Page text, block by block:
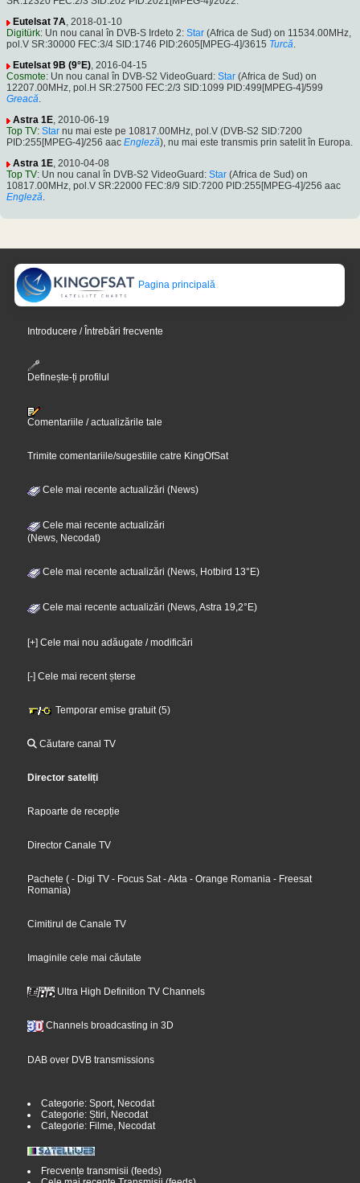
Eutelsat 7A, 2018-01-10
Digitürk: Un nou canal în DVB-S Irdeto 2: Star (Africa de Sud) on 11534.00MHz,
pol.V SR:30000 FEC:3/4 SID:1746 PID:2605[MPEG-4]/3615 Turcă.
Eutelsat 9B (9°E), 2016-04-15
Cosmote: Un nou canal în DVB-S2 VideoGuard: Star (Africa de Sud) on
12207.00MHz, pol.H SR:27500 FEC:2/3 SID:1099 PID:499[MPEG-4]/599
Greacă.
Astra 1E, 2010-06-19
Top TV: Star nu mai este pe 10817.00MHz, pol.V (DVB-S2 SID:7200
PID:255[MPEG-4]/256 aac Engleză), nu mai este transmis prin satelit în Europa.
Astra 1E, 2010-04-08
Top TV: Un nou canal în DVB-S2 VideoGuard: Star (Africa de Sud) on
10817.00MHz, pol.V SR:22000 FEC:8/9 SID:7200 PID:255[MPEG-4]/256 aac
Engleză.
Pagina principală
Introducere / Întrebări frecvente
Definește-ți profilul
Comentariile / actualizările tale
Trimite comentariile/sugestiile catre KingOfSat
Cele mai recente actualizări (News)
Cele mai recente actualizări
(News, Necodat)
Cele mai recente actualizări (News, Hotbird 13°E)
Cele mai recente actualizări (News, Astra 19,2°E)
[+] Cele mai nou adăugate / modificări
[-] Cele mai recent șterse
Temporar emise gratuit (5)
Căutare canal TV
Director sateliți
Rapoarte de recepție
Director Canale TV
Pachete (- Digi TV - Focus Sat- Akta - Orange Romania - Freesat
Romania)
Cimitirul de Canale TV
Imaginile cele mai căutate
Ultra High Definition TV Channels
Channels broadcasting in 3D
DAB over DVB transmissions
Categorie: Sport, Necodat
Categorie: Știri, Necodat
Categorie: Filme, Necodat
Frecvențe transmisii (feeds)